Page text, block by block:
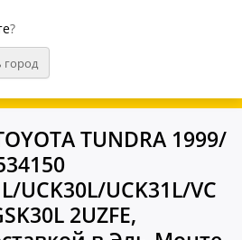
?
удобнее
TUNDRA 1999/
UCK30L/UCK31L/VC
2UZFE,